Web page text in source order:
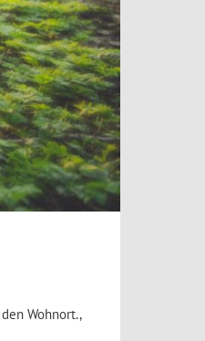
Wohnort.,